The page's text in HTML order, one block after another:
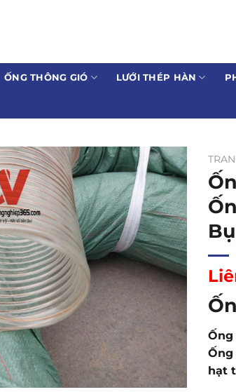
ỐNG THÔNG GIÓ LƯỚI THÉP HÀN
Ống
hạt